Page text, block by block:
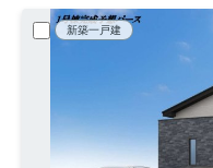
新築一戸建